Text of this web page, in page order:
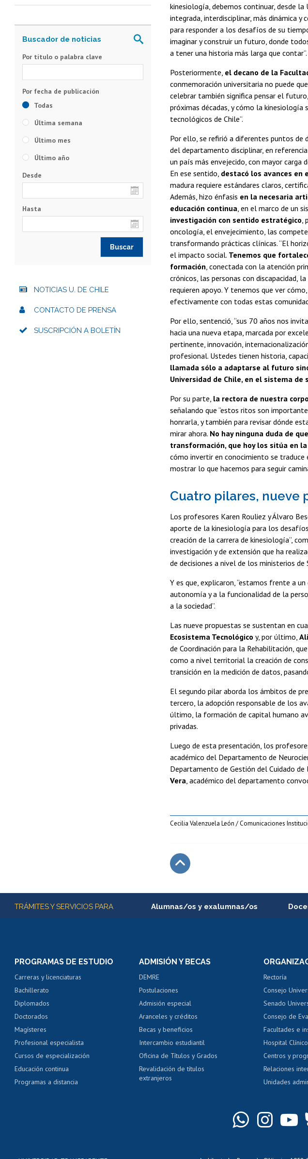
kinesiología, debemos continuar, desde la
integrada, interdisciplinar, más dinámica
para responder a los desafíos de su
imaginar y construir un futuro, donde
a tener una historia más larga que contar”.
Posteriormente, el decano de la
conmemoración universitaria no puede
celebrar también significa pensar el
próximas décadas, y cómo la kinesiología
tecnológicos de Chile”.
Por ello, se refirió a diferentes puntos
del departamento disciplinar, en
un país más envejecido, con mayor carga
En ese sentido, destacó los avances en
madura requiere estándares claros,
Además, hizo énfasis en la necesaria
educación continua , en el marco de un
investigación con sentido estratégico
oncología, el envejecimiento, las
transformando prácticas clínicas. “El
el impacto social. Tenemos que
formación , conectada con la atención
crónicos, las personas con discapacidad,
requieren apoyo. Y tenemos que ver
efectivamente con todas estas
Por ello, sentenció, “sus 70 años nos
hacia una nueva etapa, marcada por
pertinente, innovación,
profesional. Ustedes tienen historia,
llamada sólo a adaptarse al futuro
Universidad de Chile, en el sistema de
Por su parte, la rectora de nuestra
señalando que “estos ritos son
honrarla, y también para revisar dónde
mirar ahora. No hay ninguna duda de
transformación, que hoy los sitúa en
cómo invertir en conocimiento se
mostrar lo que hacemos para seguir
Cuatro pilares, nueve
Los profesores Karen Rouliez y Álvaro
aporte de la kinesiología para los
creación de la carrera de kinesiología”,
investigación y de extensión que ha
de decisiones a nivel de los ministerios de
Y es que, explicaron, “estamos frente a
autonomía y a la funcionalidad de la
a la sociedad”.
Las nueve propuestas se sustentan en
Ecosistema Tecnológico y, por último,
de Coordinación para la Rehabilitación,
como a nivel territorial la creación de
transición en la medición de datos,
El segundo pilar aborda los ámbitos de
tercero, la adopción responsable de los
último, la formación de capital humano
privadas.
Luego de esta presentación, los
académico del Departamento de
Departamento de Gestión del Cuidado de
Vera , académico del departamento
Cecilia Valenzuela León / Comunicaciones
Por título o palabra clave
Todas
Última semana
Último mes
Último año
Desde
Hasta
NOTICIAS U. DE CHILE
CONTACTO DE PRENSA
SUSCRIPCIÓN A BOLETÍN
Más información
TRÁMITES Y SERVICIOS PARA Alumnas/os y exalumnas/os
Consulta y certificado de notas
Servicio médico y dental
Pago de arancel y crédito alumnos
Pago de arancel y crédito exalumnos
Certificado de títulos y grados
PROGRAMAS DE ESTUDIO
Carreras y licenciaturas
Bachillerato
Diplomados
Doctorados
Magísteres
Profesional especialista
Cursos de especialización
Educación continua
Programas a distancia
ADMISIÓN Y BECAS
DEMRE
Postulaciones
Admisión especial
Aranceles y créditos
Becas y beneficios
Intercambio estudiantil
Oficina de Títulos y Grados
Revalidación de títulos
extranjeros
Rectoría
Consejo
Senado
Consejo de
Facultades e
Hospital Clínico
Centros y
Relaciones
Unidades